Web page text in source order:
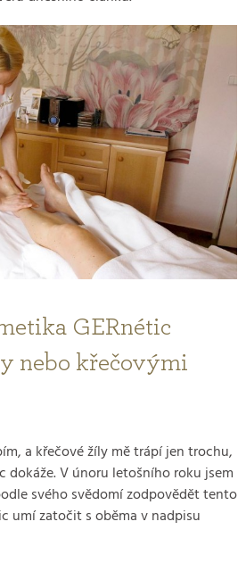
GERnétic
nebo křečovými
a křečové žíly mě trápí jen trochu,
dokáže. V únoru letošního roku jsem
svého svědomí zodpovědět tento
umí zatočit s oběma v nadpisu